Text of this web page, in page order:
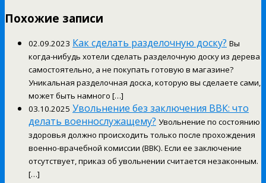
Похожие записи
02.09.2023 Как сделать разделочную доску? Вы
когда-нибудь хотели сделать разделочную доску из дерева
самостоятельно, а не покупать готовую в магазине?
Уникальная разделочная доска, которую вы сделаете сами,
может быть намного […]
03.10.2025 Увольнение без заключения ВВК: что
делать военнослужащему? Увольнение по состоянию
здоровья должно происходить только после прохождения
военно-врачебной комиссии (ВВК). Если ее заключение
отсутствует, приказ об увольнении считается незаконным.
[…]